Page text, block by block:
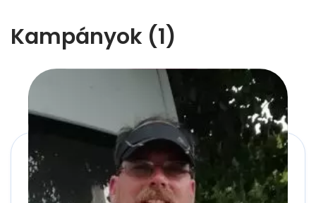
Kampányok (1)